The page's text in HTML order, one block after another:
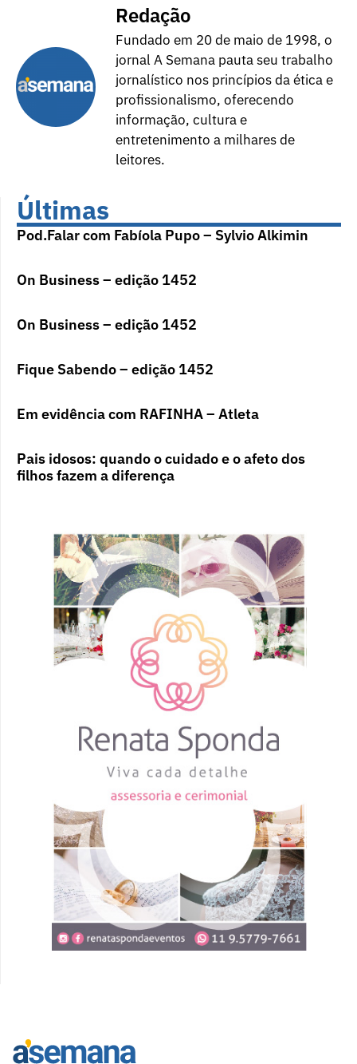
Redação
Fundado em 20 de maio de 1998, o
jornal A Semana pauta seu trabalho
jornalístico nos princípios da ética e
profissionalismo, oferecendo
informação, cultura e
entretenimento a milhares de
leitores.
Últimas
Pod.Falar com Fabíola Pupo – Sylvio Alkimin
On Business – edição 1452
On Business – edição 1452
Fique Sabendo – edição 1452
Em evidência com RAFINHA – Atleta
Pais idosos: quando o cuidado e o afeto dos
filhos fazem a diferença